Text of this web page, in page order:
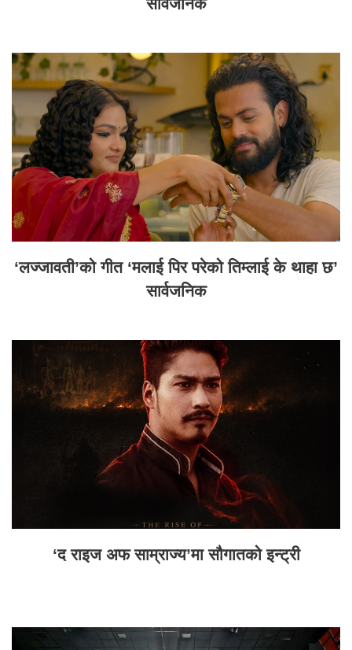
सार्वजनिक
‘लज्जावती’को गीत ‘मलाई पिर परेको तिम्लाई के थाहा छ’
सार्वजनिक
‘द राइज अफ साम्राज्य’मा सौगातको इन्ट्री